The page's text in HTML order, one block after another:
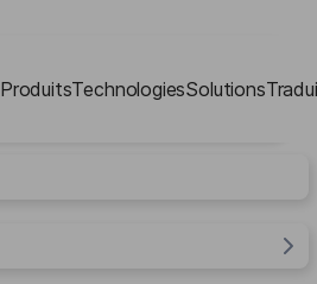
ProduitsTechnologiesSolutions